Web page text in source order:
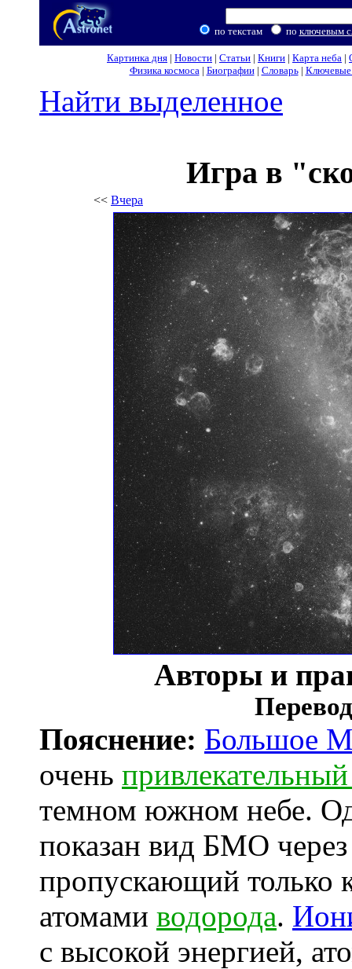
по текстам по ключевым
Картинка дня | Новости | Статьи | Книги | Карта неба |
Физика космоса| Биографии| Словарь| Ключевые
Найти выделенное
Игра в
<< Вчера
Авторы и
Пояснение: Большое
очень
темном южном небе.
показан вид БМО
пропускающий только
атомами водорода.
с высокой энергией,